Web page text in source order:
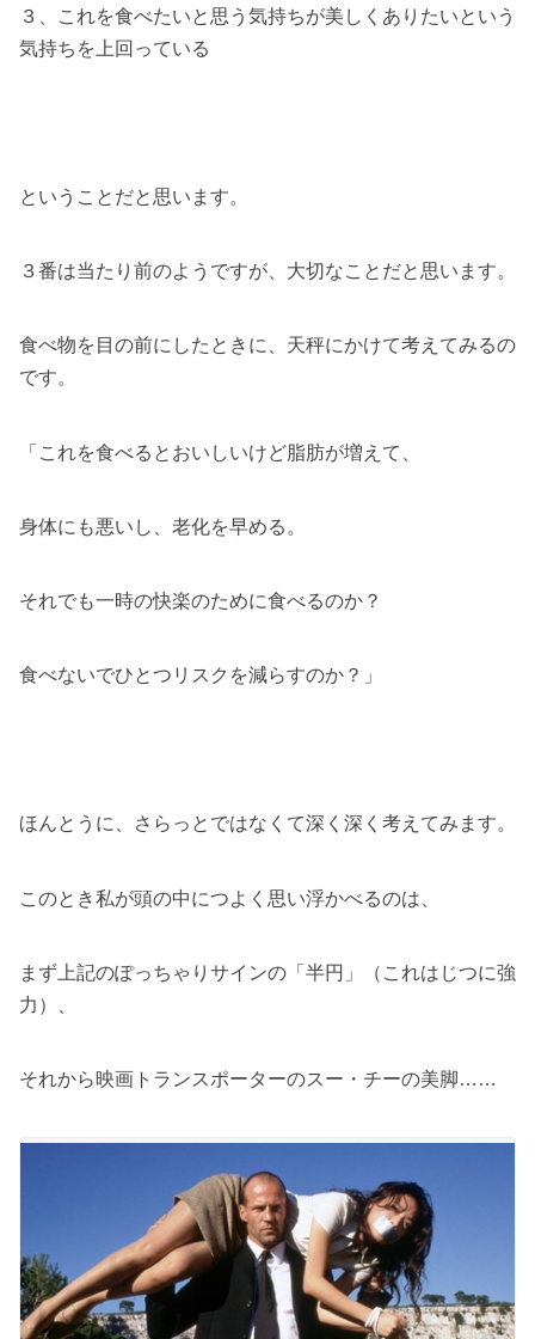
３、これを食べたいと思う気持ちが美しくありたいという
気持ちを上回っている
ということだと思います。
３番は当たり前のようですが、大切なことだと思います。
食べ物を目の前にしたときに、天秤にかけて考えてみるの
です。
「これを食べるとおいしいけど脂肪が増えて、
身体にも悪いし、老化を早める。
それでも一時の快楽のために食べるのか？
食べないでひとつリスクを減らすのか？」
ほんとうに、さらっとではなくて深く深く考えてみます。
このとき私が頭の中につよく思い浮かべるのは、
まず上記のぽっちゃりサインの「半円」（これはじつに強
力）、
それから映画トランスポーターのスー・チーの美脚……